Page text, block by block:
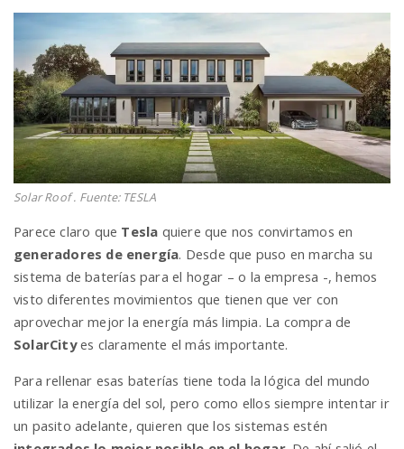
o
n
Solar Roof . Fuente: TESLA
Parece claro que Tesla quiere que nos convirtamos en
generadores de energía. Desde que puso en marcha su
sistema de baterías para el hogar – o la empresa -, hemos
visto diferentes movimientos que tienen que ver con
aprovechar mejor la energía más limpia. La compra de
SolarCityes claramente el más importante.
Para rellenar esas baterías tiene toda la lógica del mundo
utilizar la energía del sol, pero como ellos siempre intentar ir
un pasito adelante, quieren que los sistemas estén